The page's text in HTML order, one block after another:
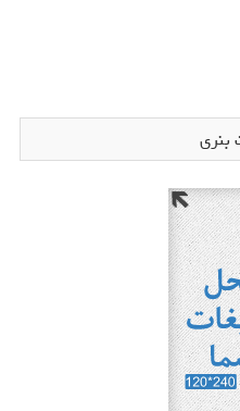
بنری